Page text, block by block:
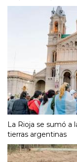
La Rioja se sumó a
tierras argentinas